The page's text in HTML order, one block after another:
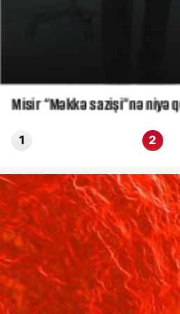
Misir “Məkkə sazişi”nə niyə
1 2